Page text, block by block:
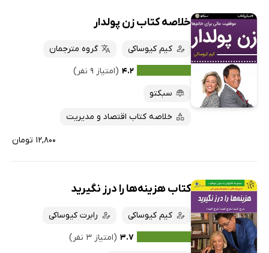
خلاصه کتاب زن پولدار
کیم کیوساکی
گروه مترجمان
۴.۲ (امتیاز ۹ نفر)
سبکتو
خلاصه کتاب اقتصاد و مدیریت
۱۲,۸۰۰ تومان
کتاب هزینه‌ها را درز نگیرید
کیم کیوساکی
رابرت کیوساکی
۳.۷ (امتیاز ۳ نفر)